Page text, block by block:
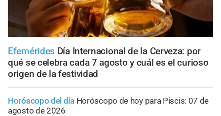
Efemérides Día Internacional de la Cerveza: por
qué se celebra cada 7 agosto y cuál es el curioso
origen de la festividad
Horóscopo del día Horóscopo de hoy para Piscis: 07 de
agosto de 2026